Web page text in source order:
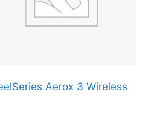
Aerox 3 Wireless